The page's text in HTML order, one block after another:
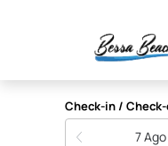
Bessa
Check-in /
7